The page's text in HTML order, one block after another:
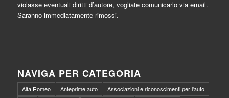
violasse eventuali diritti d’autore, vogliate comunicarlo via email.
Saranno immediatamente rimossi.
NAVIGA PER CATEGORIA
Alfa Romeo Anteprime auto
Associazioni e riconoscimenti per l'auto